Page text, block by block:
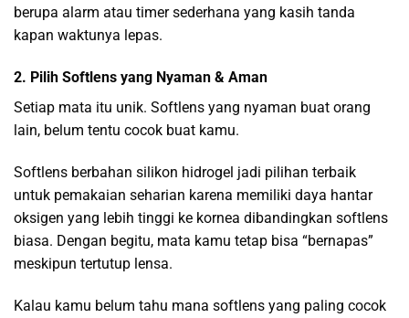
berupa alarm atau timer sederhana yang kasih tanda
kapan waktunya lepas.
2. Pilih Softlens yang Nyaman & Aman
Setiap mata itu unik. Softlens yang nyaman buat orang
lain, belum tentu cocok buat kamu.
Softlens berbahan silikon hidrogel jadi pilihan terbaik
untuk pemakaian seharian karena memiliki daya hantar
oksigen yang lebih tinggi ke kornea dibandingkan softlens
biasa. Dengan begitu, mata kamu tetap bisa “bernapas”
meskipun tertutup lensa.
Kalau kamu belum tahu mana softlens yang paling cocok